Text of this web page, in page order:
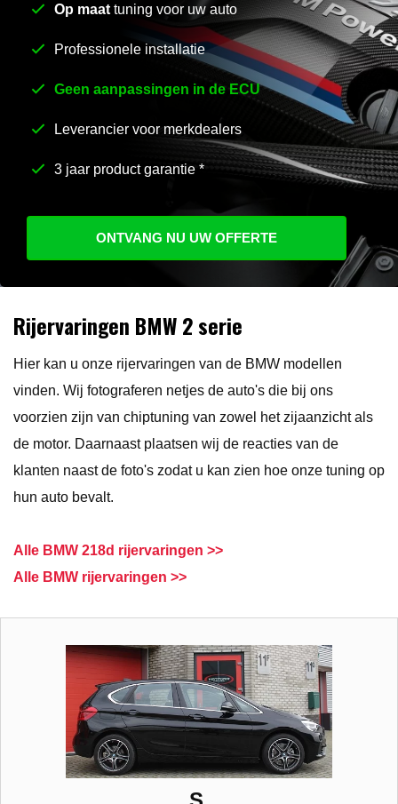
Rijervaringen BMW 2 serie
Hier kan u onze rijervaringen van de BMW modellen
vinden. Wij fotograferen netjes de auto's die bij ons
voorzien zijn van chiptuning van zowel het zijaanzicht als
de motor. Daarnaast plaatsen wij de reacties van de
klanten naast de foto's zodat u kan zien hoe onze tuning op
hun auto bevalt.
Alle BMW 218d rijervaringen >>
Alle BMW rijervaringen >>
Op maat tuning voor uw auto
Professionele installatie
Geen aanpassingen in de ECU
Leverancier voor merkdealers
3 jaar product garantie *
ONTVANG NU UW OFFERTE